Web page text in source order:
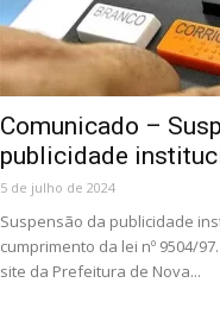
Comunicado –
publicidade
5 de julho de 2024
Suspensão da publicidade
cumprimento da lei nº 9504/
site da Prefeitura de Nova...